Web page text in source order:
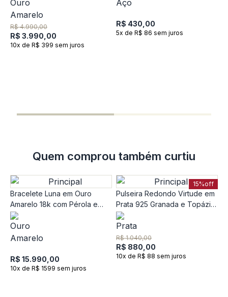
R$ 4.990,00
R$ 3.990,00
10x de R$ 399 sem juros
R$ 430,00
5x de R$ 86 sem juros
Quem comprou também curtiu
Bracelete Luna em Ouro
Amarelo 18k com Pérola e
Diamantes - 17 cm
R$ 15.990,00
10x de R$ 1599 sem juros
15%off
Pulseira Redondo Virtude em
Prata 925 Granada e Topázio
- 18 cm
R$ 1.040,00
R$ 880,00
10x de R$ 88 sem juros